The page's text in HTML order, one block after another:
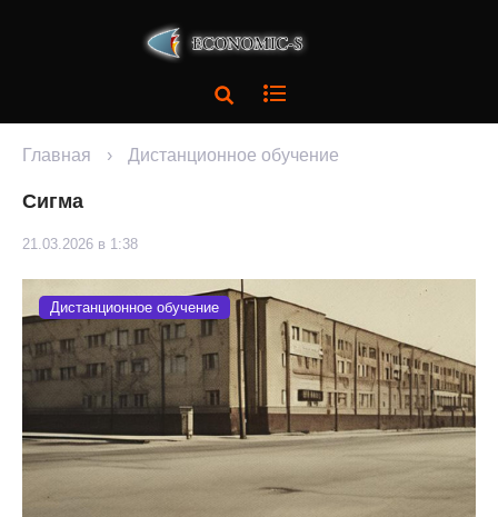
Главная › Дистанционное обучение
Сигма
21.03.2026 в 1:38
Дистанционное обучение